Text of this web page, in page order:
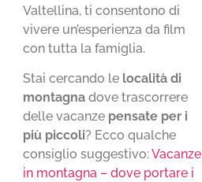
Valtellina, ti consentono di
vivere un’esperienza da film
con tutta la famiglia.
Stai cercando le località di
montagna dove trascorrere
delle vacanze pensate per i
più piccoli? Ecco qualche
consiglio suggestivo:Vacanze
in montagna – dove portare i